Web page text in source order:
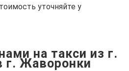
уточняйте у
на такси из г.
г. Жаворонки